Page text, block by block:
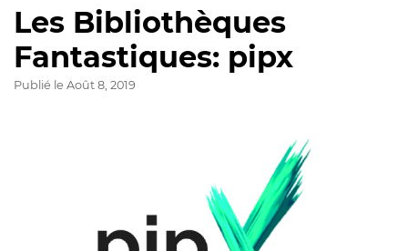
Les Bibliothèques
Fantastiques: pipx
Publié le Août 8, 2019